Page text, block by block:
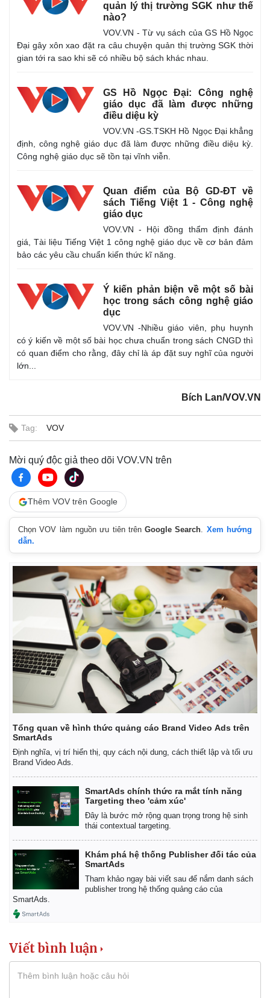
Tin nóng
Tư vấn luật
Quân sự - Quốc phòng
Việt Nam
Thể thao
Bóng đá
Lịch thi đấu bóng đá
eSports
Hậu trường
Ô tô - Xe máy
quản lý thị trường SGK như thế
nào?
VOV.VN - Từ vụ sách của GS Hồ Ngọc
Đại gây xôn xao đặt ra câu chuyện quản thị trường SGK thời
gian tới ra sao khi sẽ có nhiều bộ sách khác nhau.
GS Hồ Ngọc Đại: Công nghệ
giáo dục đã làm được những
điều diệu kỳ
VOV.VN -GS.TSKH Hồ Ngọc Đại khẳng
định, công nghệ giáo dục đã làm được những điều diệu kỳ.
Công nghệ giáo dục sẽ tồn tại vĩnh viễn.
Quan điểm của Bộ GD-ĐT về
sách Tiếng Việt 1 - Công nghệ
giáo dục
VOV.VN - Hội đồng thẩm định đánh
giá, Tài liệu Tiếng Việt 1 công nghệ giáo dục về cơ bản đảm
bảo các yêu cầu chuẩn kiến thức kĩ năng.
Ý kiến phản biện về một số bài
học trong sách công nghệ giáo
dục
VOV.VN -Nhiều giáo viên, phụ huynh
có ý kiến về một số bài học chưa chuẩn trong sách CNGD thì
có quan điểm cho rằng, đây chỉ là áp đặt suy nghĩ của người
lớn...
Bích Lan/VOV.VN
Tag: VOV
Mời quý độc giả theo dõi VOV.VN trên
Thêm VOV trên Google
Chọn VOV làm nguồn ưu tiên trênGoogle Search. Xem hướng
dẫn.
Tổng quan về hình thức quảng cáo Brand Video Ads trên
SmartAds
Định nghĩa, vị trí hiển thị, quy cách nội dung, cách thiết lập và tối ưu
Brand Video Ads.
SmartAds chính thức ra mắt tính năng
Targeting theo 'cảm xúc'
Đây là bước mở rộng quan trọng trong hệ sinh
thái contextual targeting.
Khám phá hệ thống Publisher đối tác của
SmartAds
Tham khảo ngay bài viết sau để nắm danh sách
publisher trong hệ thống quảng cáo của
SmartAds.
Viết bình luận